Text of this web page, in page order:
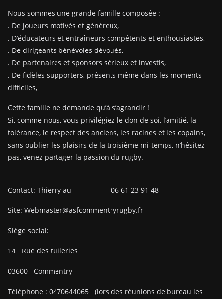
Nous sommes une grande famille composée :
. De joueurs motivés et généreux,
. D’éducateurs et entraîneurs compétents et enthousiastes,
. De dirigeants bénévoles dévoués,
. De partenaires et sponsors sérieux et investis,
. De fidèles supporters, présents même dans les moments
difficiles,
Cette famille ne demande qu’à s’agrandir !
Si, comme nous, vous privilégiez le don de soi, l’amitié, la
tolérance, le respect des anciens, les racines et les copains,
sans oublier les plaisirs de la troisième mi-temps, n’hésitez
pas, venez partager la passion du rugby.
Contact: Thierry au 06 61 23 91 48
Site: Webmaster@asfcommentryrugby.fr
Siège social:
14 Rue des tuileries
03600 Commentry
Téléphone : 0470644065 (lors des réunions de bureau les